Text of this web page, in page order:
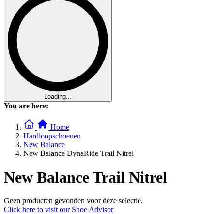
Loading...
You are here:
Home
Hardloopschoenen
New Balance
New Balance DynaRide Trail Nitrel
New Balance Trail Nitrel
Geen producten gevonden voor deze selectie.
Click here to visit our Shoe Advisor